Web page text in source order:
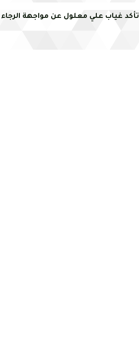
تأكد غياب علي معلول عن مواجهة الرجاء